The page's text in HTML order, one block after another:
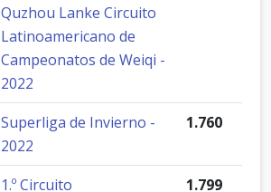
Quzhou Lanke Circuito
Latinoamericano de
Campeonatos de Weiqi -
2022
Superliga de Invierno -
2022
1.760
1.º Circuito 1.799